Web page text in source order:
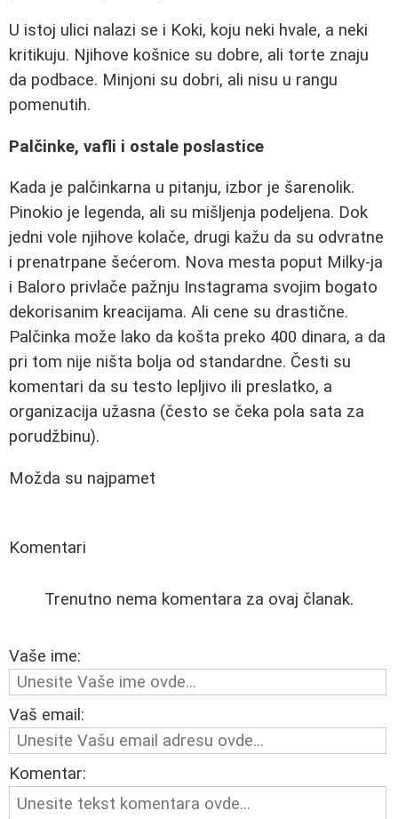
U istoj ulici nalazi se i Koki, koju neki hvale, a neki
kritikuju. Njihove košnice su dobre, ali torte znaju
da podbace. Minjoni su dobri, ali nisu u rangu
pomenutih.
Palčinke, vafli i ostale poslastice
Kada je palčinkarna u pitanju, izbor je šarenolik.
Pinokio je legenda, ali su mišljenja podeljena. Dok
jedni vole njihove kolače, drugi kažu da su odvratne
i prenatrpane šećerom. Nova mesta poput Milky-ja
i Baloro privlače pažnju Instagrama svojim bogato
dekorisanim kreacijama. Ali cene su drastične.
Palčinka može lako da košta preko 400 dinara, a da
pri tom nije ništa bolja od standardne. Česti su
komentari da su testo lepljivo ili preslatko, a
organizacija užasna (često se čeka pola sata za
porudžbinu).
Možda su najpamet
Komentari
Trenutno nema komentara za ovaj članak.
Vaše ime:
Vaš email:
Komentar: